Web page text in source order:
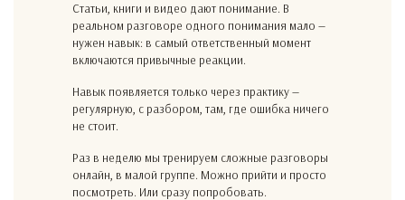
Статьи, книги и видео дают понимание. В
реальном разговоре одного понимания мало —
нужен навык: в самый ответственный момент
включаются привычные реакции.
Навык появляется только через практику —
регулярную, с разбором, там, где ошибка ничего
не стоит.
Раз в неделю мы тренируем сложные разговоры
онлайн, в малой группе. Можно прийти и просто
посмотреть. Или сразу попробовать.